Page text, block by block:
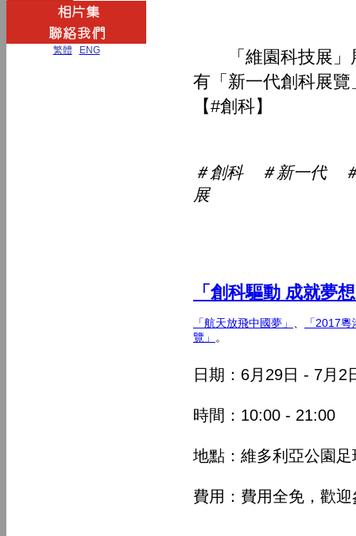
繁體 ENG
「維園科技展」
有「新一代創科展
【#創科】
＃創科 ＃新一代
展
「創科驅動 成就夢
「航天放飛中國夢」
「2017
覽」
。
日期：6月29日 - 7月2
時間：10:00 - 21:00
地點：維多利亞公園足
費用：費用全免，歡